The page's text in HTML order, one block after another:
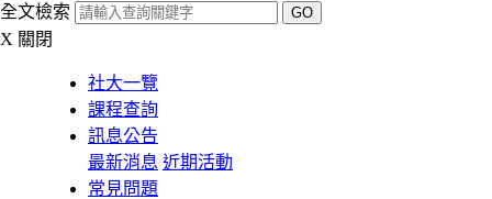
全文檢索 GO
X 關閉
社大一覽
課程查詢
訊息公告
最新消息 近期活動
常見問題